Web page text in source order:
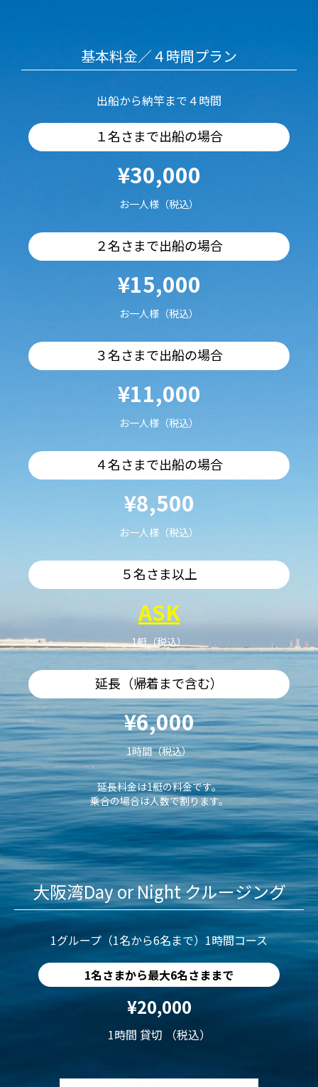
基本料金／４時間プラン
出船から納竿まで４時間
１名さまで出船の場合
¥30,000
お一人様（税込）
２名さまで出船の場合
¥15,000
お一人様（税込）
３名さまで出船の場合
¥11,000
お一人様（税込）
４名さまで出船の場合
¥8,500
お一人様（税込）
５名さま以上
ASK
1艇（税込）
延長（帰着まで含む）
¥6,000
1時間（税込）
延長料金は1艇の料金です。
乗合の場合は人数で割ります。
大阪湾Day or Night クルージング
1グループ（1名から6名まで）1時間コース
1名さまから最大6名さままで
¥20,000
1時間 貸切 （税込）